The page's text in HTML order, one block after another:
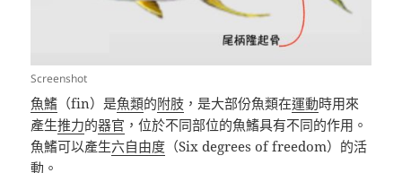
Screenshot
魚鰭 （fin）是魚類的附肢 ，是大部份魚類在運動時用來
產生推力的器官 ，位於不同部位的魚鰭具有不同的作用。
魚鰭可以產生六自由度 （Six degrees of freedom）的活
動。